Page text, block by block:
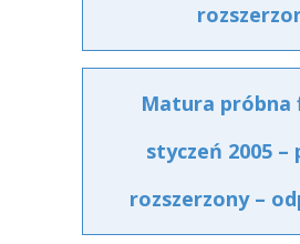
Matura próbna
styczeń 2005 –
rozszerzony –